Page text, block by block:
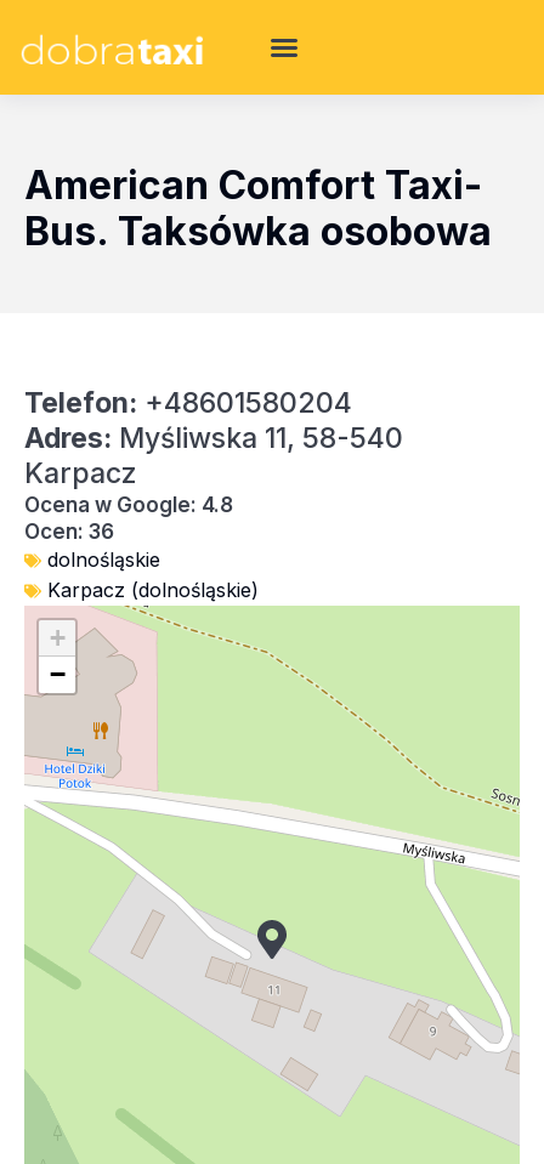
American Comfort Taxi-
Bus. Taksówka osobowa
Telefon: +48601580204
Adres: Myśliwska 11, 58-540
Karpacz
Ocena w Google: 4.8
Ocen: 36
dolnośląskie
Karpacz (dolnośląskie)
+
−